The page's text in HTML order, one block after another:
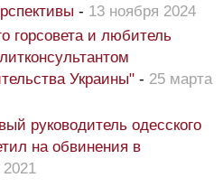
- 13 ноября 2024
горсовета и любитель
Украины" - 25 марта
руководитель одесского
на обвинения в
2021